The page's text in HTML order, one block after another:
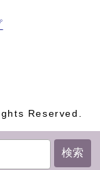
検索
Reserved.